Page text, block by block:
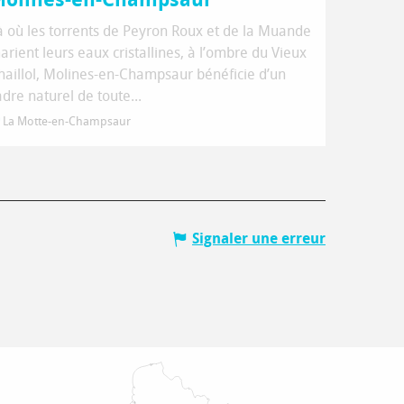
où les torrents de Peyron Roux et de la Muande
leurs eaux cristallines, à l’ombre du Vieux
Molines-en-Champsaur bénéficie d’un
naturel de toute...
La Motte-en-Champsaur
Signaler une erreur